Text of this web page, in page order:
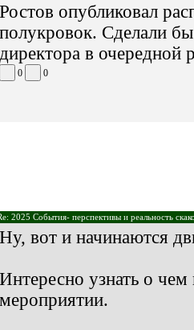
Ростов опубликовал
полукровок. Сделали
директора в очередной
0 0
2025 События- перспективы и реальность
Ну, вот и начинаются
Интересно узнать о
мероприятии.